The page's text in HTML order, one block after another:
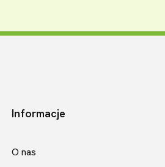
Linki w stopce
Informacje
O nas